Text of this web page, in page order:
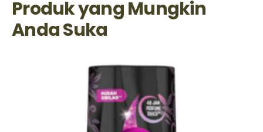
Produk yang Mungkin
Anda Suka